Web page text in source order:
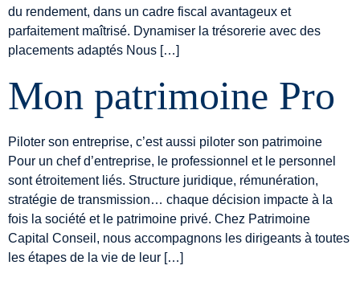
du rendement, dans un cadre fiscal avantageux et
parfaitement maîtrisé. Dynamiser la trésorerie avec des
placements adaptés Nous […]
Mon patrimoine Pro
Piloter son entreprise, c’est aussi piloter son patrimoine
Pour un chef d’entreprise, le professionnel et le personnel
sont étroitement liés. Structure juridique, rémunération,
stratégie de transmission… chaque décision impacte à la
fois la société et le patrimoine privé. Chez Patrimoine
Capital Conseil, nous accompagnons les dirigeants à toutes
les étapes de la vie de leur […]